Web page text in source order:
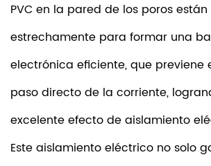
PVC en la pared de los poros
estrechamente para formar una
electrónica eficiente, que previene
paso directo de la corriente,
excelente efecto de aislamiento
Este aislamiento eléctrico no solo